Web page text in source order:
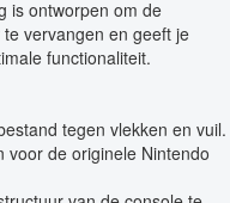
is ontworpen om de
vervangen en geeft je
functionaliteit.
tegen vlekken en vuil.
voor de originele Nintendo